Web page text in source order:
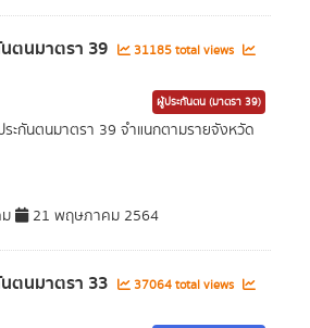
ตนมาตรา 39
31185 total views
ผู้ประกันตน (มาตรา 39)
ะกันตนมาตรา 39 จำแนกตามรายจังหวัด
21 พฤษภาคม 2564
ตนมาตรา 33
37064 total views